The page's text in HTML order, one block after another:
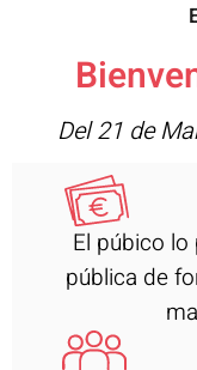
Del 21 de
El púbico lo
pública de